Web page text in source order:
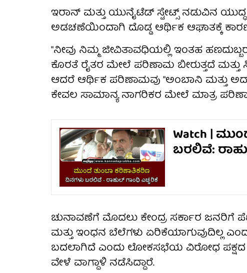
ಇರಾನ್ ಮತ್ತು ಯುನೈಟೆಡ್ ಸ್ಟೇಟ್ಸ್ ನಡುವಿನ
ಅಡಚಣೆಯಿಂದಾಗಿ ದೊಡ್ಡ ಆರ್ಥಿಕ ಆಘಾತಕ್ಕೆ
"ನೀವು ನಿಮ್ಮ ಜೀವಿತಾವಧಿಯಲ್ಲಿ ಇಂತಹ
ಕೊರತೆ ರೈತರ ಮೇಲೆ ಪರಿಣಾಮ ಬೀರುತ್ತದೆ ಮತ್ತು
ಆದರೆ ಆರ್ಥಿಕ ಪರಿಣಾಮವು "ಅಂಬಾನಿ ಮತ್ತು
ಕೇವಲ ಸಾಮಾನ್ಯ ನಾಗರಿಕರ ಮೇಲೆ ಮಾತ್ರ
Watch |
ಬರಲಿವೆ:
ಚುನಾವಣೆಗೆ ಮೊದಲು ಕೇಂದ್ರ ಸರ್ಕಾರ ಜನರಿಗೆ
ಮತ್ತು ಇಂಧನ ಬೆಲೆಗಳು ಏರಿಕೆಯಾಗುವುದಿಲ್ಲ
ಬದಲಾಗಿದೆ ಎಂದು ಲೋಕಸಭೆಯ ವಿರೋಧ ಪಕ್ಷದ
ವೇಳೆ ವಾಗ್ದಾಳಿ ನಡೆಸಿದ್ದಾರೆ.